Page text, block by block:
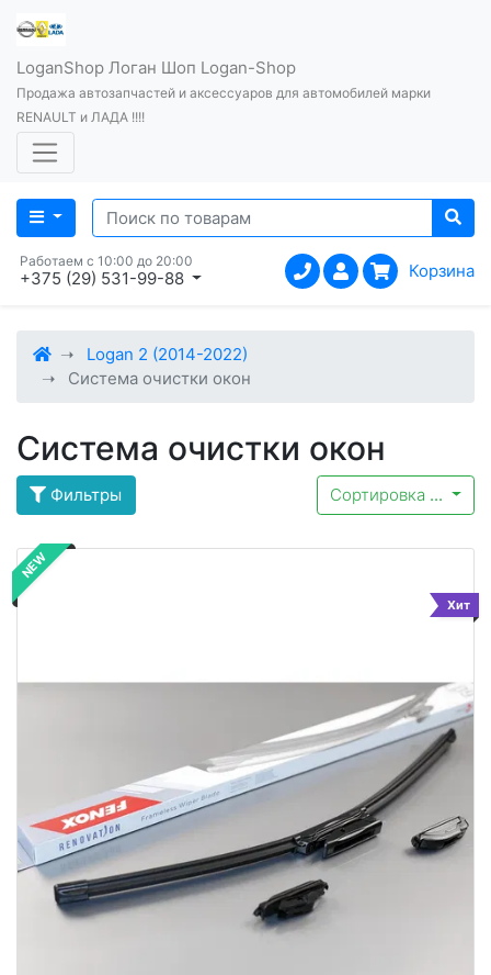
LoganShop Логан Шоп Logan-Shop
Продажа автозапчастей и аксессуаров для автомобилей марки
RENAULT и ЛАДА !!!!
Работаем с 10:00 до 20:00
+375 (29) 531-99-88 Корзина
Logan 2 (2014-2022)
Система очистки окон
Система очистки окон
Фильтры Сортировка ...
NEW
Хит